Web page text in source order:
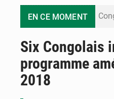
EN CE MOMENT
Six Congolais
programme
2018